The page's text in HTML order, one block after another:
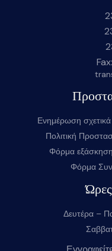
Ενημέρωση
Πολιτική
Φόρμα
Φόρμα
Δευτέρα –